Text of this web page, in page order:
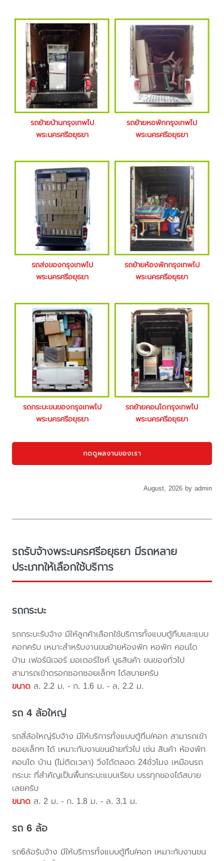
รถย้ายบ้านกรุงเทพไป
พระนครศรีอยุธยา
รถย้ายหอพักกรุงเทพไป
พระนครศรีอยุธยา
รถส่งของกรุงเทพไป
พระนครศรีอยุธยา
รถย้ายห้องพักกรุงเทพไป
พระนครศรีอยุธยา
รถกระบะขนของกรุงเทพไป
พระนครศรีอยุธยา
รถย้ายคอนโดกรุงเทพไป
พระนครศรีอยุธยา
กดดูผลงานของเรา
August, 2026 by admin
รถรับจ้างพระนครศรีอยุธยา มีรถหลาย
ประเภทให้เลือกใช้บริการ
รถกระบะ
รถกระบะรับจ้าง มีให้ลูกค้าเลือกใช้บริการทั้งแบบตู้ทึบและแบบ
คอกครับ เหมาะสำหรับงานขนย้ายห้องพัก หอพัก คอนโด
บ้าน เฟอร์นิเจอร์ มอเตอร์ไซค์ บูธสินค้า ขนของทั่วไป
สามารถเข้าตรอกซอกซอยเล็กๆ ได้สบายครับ
ขนาด ส. 2.2 ม. - ก. 1.6 ม. - ล. 2.2 ม.
รถ 4 ล้อใหญ่
รถสี่ล้อใหญ่รับจ้าง มีให้บริการทั้งแบบตู้ทึบ/คอก สามารถเข้า
ซอยเล็กๆ ได้ เหมาะกับงานขนย้ายทั่วไป เช่น สินค้า ห้องพัก
คอนโด บ้าน (ไม่ติดเวลา) วิ่งได้ตลอด 24ชั่วโมง เหมือนรถ
กระบะ ที่สำคัญเป็นพื้นกระบะแบบเรียบ บรรทุกของได้สบาย
เลยครับ
ขนาด ส. 2 ม. - ก. 1.8 ม. - ล. 3.1 ม.
รถ 6 ล้อ
รถ6ล้อรับจ้าง มีให้บริการทั้งแบบตู้ทึบ/คอก เหมาะกับงานขน